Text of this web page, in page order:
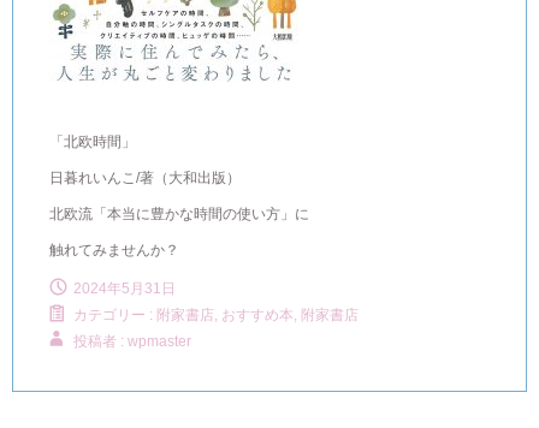
「北欧時間」
日暮れいんこ/著（大和出版）
北欧流「本当に豊かな時間の使い方」に
触れてみませんか？
2024年5月31日
カテゴリー : 附家書店, おすすめ本, 附家書店
投稿者 : wpmaster